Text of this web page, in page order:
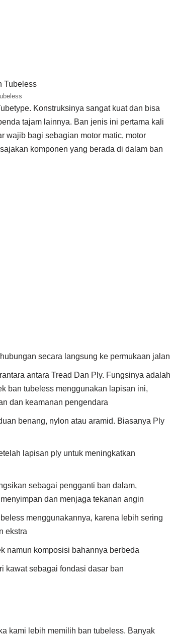
Konstruksinya sangat kuat dan bisa
tajam lainnya. Ban jenis ini pertama kali
wajib bagi sebagian motor matic, motor
komponen yang berada di dalam ban
secara langsung ke permukaan jalan
antara Tread Dan Ply. Fungsinya adalah
ban tubeless menggunakan lapisan ini,
dan keamanan pengendara
benang, nylon atau aramid. Biasanya Ply
lapisan ply untuk meningkatkan
sebagai pengganti ban dalam,
dan menjaga tekanan angin
menggunakannya, karena lebih sering
ekstra
namun komposisi bahannya berbeda
kawat sebagai fondasi dasar ban
kami lebih memilih ban tubeless. Banyak